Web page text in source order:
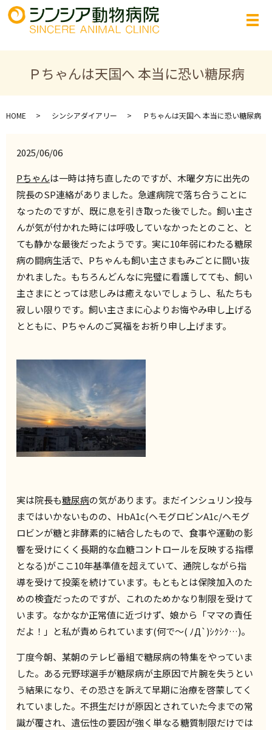
Ｐちゃんは天国へ 本当に恐い糖尿病
HOME シンシアダイアリー Ｐちゃんは天国へ 本当に恐い糖尿病
2025/06/06
Pちゃんは一時は持ち直したのですが、木曜夕方に出先の
院長のSP連絡がありました。急遽病院で落ち合うことに
なったのですが、既に息を引き取った後でした。飼い主さ
んが気が付かれた時には呼吸していなかったとのこと、と
ても静かな最後だったようです。実に10年弱にわたる糖尿
病の闘病生活で、Pちゃんも飼い主さまもみごとに闘い抜
かれました。もちろんどんなに完璧に看護してても、飼い
主さまにとっては悲しみは癒えないでしょうし、私たちも
寂しい限りです。飼い主さまに心よりお悔やみ申し上げる
とともに、Pちゃんのご冥福をお祈り申し上げます。
実は院長も糖尿病の気があります。まだインシュリン投与
まではいかないものの、 HbA1c(ヘモグロビンA1c/ヘモグ
ロビンが糖と非酵素的に結合したもので、食事や運動の影
響を受けにくく長期的な血糖コントロールを反映する指標
となる)がここ10年基準値を超えていて、通院しながら指
導を受けて投薬を続けています。もともとは保険加入のた
めの検査だったのですが、これのためかなり制限を受けて
います。なかなか正常値に近づけず、娘から「ママの責任
だよ！」と私が責められています(何で～( ﾉД`)ｼｸｼｸ…)。
丁度今朝、某朝のテレビ番組で糖尿病の特集をやっていま
した。ある元野球選手が糖尿病が主原因で片腕を失うとい
う結果になり、その恐さを訴えて早期に治療を啓蒙してく
れていました。不摂生だけが原因とされていた今までの常
識が覆され、遺伝性の要因が強く単なる糖質制限だけでは